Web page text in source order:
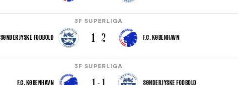
3F SUPERLIGA
SØNDERJYSKE FODBOLD 1 - 2 F.C. KØBENHAVN
3F SUPERLIGA
F.C. KØBENHAVN SØNDERJYSKE FODBOLD